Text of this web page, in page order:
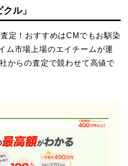
ル」
定！おすすめはCMでもお馴染
ム市場上場のエイチームが運
からの査定で競わせて高値で